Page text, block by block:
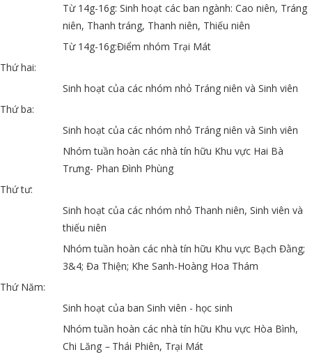
Từ 14g-16g: Sinh hoạt các ban ngành: Cao niên, Tráng
niên, Thanh tráng, Thanh niên, Thiếu niên
Từ 14g-16g:Điểm nhóm Trại Mát
Thứ hai:
Sinh hoạt của các nhóm nhỏ Tráng niên và Sinh viên
Thứ ba:
Sinh hoạt của các nhóm nhỏ Tráng niên và Sinh viên
Nhóm tuần hoàn các nhà tín hữu Khu vực Hai Bà
Trưng- Phan Đình Phùng
Thứ tư:
Sinh hoạt của các nhóm nhỏ Thanh niên, Sinh viên và
thiếu niên
Nhóm tuần hoàn các nhà tín hữu Khu vực Bạch Đằng;
3&4; Đa Thiện; Khe Sanh-Hoàng Hoa Thám
Thứ Năm:
Sinh hoạt của ban Sinh viên - học sinh
Nhóm tuần hoàn các nhà tín hữu Khu vực Hòa Bình,
Chi Lăng –Thái Phiên, Trại Mát